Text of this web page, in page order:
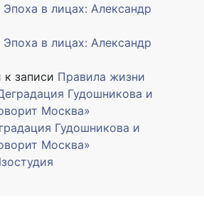
Эпоха в лицах: Александр
Эпоха в лицах: Александр
к записи Правила жизни
Гудошникова и
Москва»
Гудошникова и
Москва»